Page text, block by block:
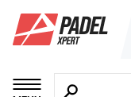
Zoeken